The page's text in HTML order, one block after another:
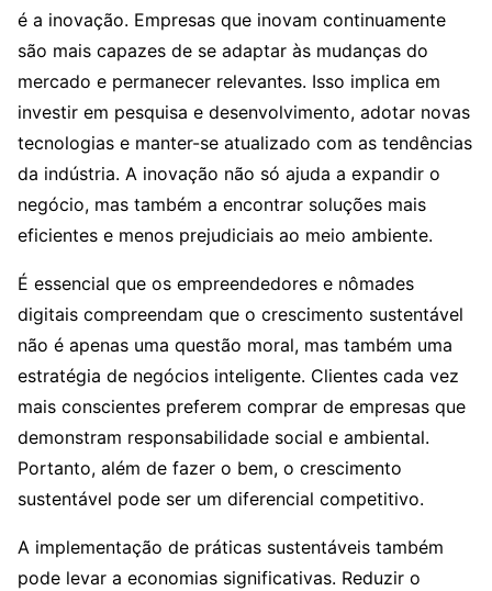
é a inovação. Empresas que inovam continuamente
são mais capazes de se adaptar às mudanças do
mercado e permanecer relevantes. Isso implica em
investir em pesquisa e desenvolvimento, adotar novas
tecnologias e manter-se atualizado com as tendências
da indústria. A inovação não só ajuda a expandir o
negócio, mas também a encontrar soluções mais
eficientes e menos prejudiciais ao meio ambiente.
É essencial que os empreendedores e nômades
digitais compreendam que o crescimento sustentável
não é apenas uma questão moral, mas também uma
estratégia de negócios inteligente. Clientes cada vez
mais conscientes preferem comprar de empresas que
demonstram responsabilidade social e ambiental.
Portanto, além de fazer o bem, o crescimento
sustentável pode ser um diferencial competitivo.
A implementação de práticas sustentáveis também
pode levar a economias significativas. Reduzir o